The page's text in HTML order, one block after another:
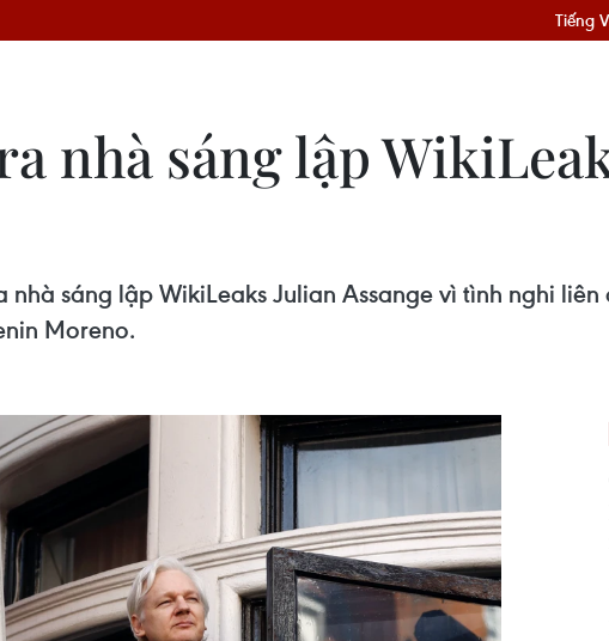
Tiếng
nhà sáng lập
sáng lập WikiLeaks Julian Assange vì tình nghi
Moreno.